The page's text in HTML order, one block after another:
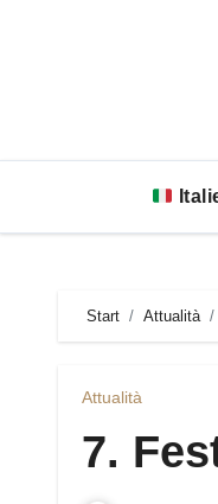
Start Attualità
Attualità
7.